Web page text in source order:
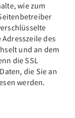
wie zum
des
und an dem
die SSL
die Sie an
werden.